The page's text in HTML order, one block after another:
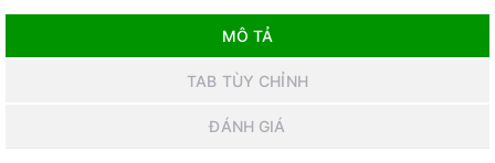
MÔ TẢ
TAB TÙY CHỈNH
ĐÁNH GIÁ